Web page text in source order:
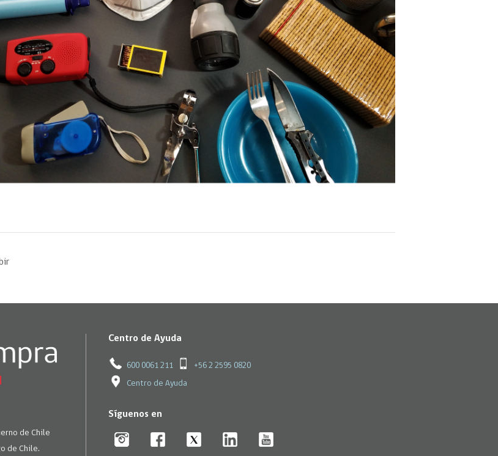
de Chile
de Chile.
Centro de Ayuda
600 0061 211 +56 2 2595 0820
Centro de Ayuda
Síguenos en